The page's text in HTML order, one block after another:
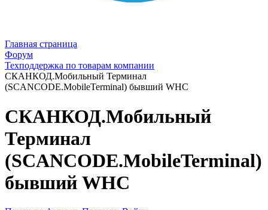
Главная страница
Форум
Техподдержка по товарам компании
СКАНКОД.Мобильный Терминал
(SCANCODE.MobileTerminal) бывший WHC
СКАНКОД.Мобильный
Терминал
(SCANCODE.MobileTerminal)
бывший WHC